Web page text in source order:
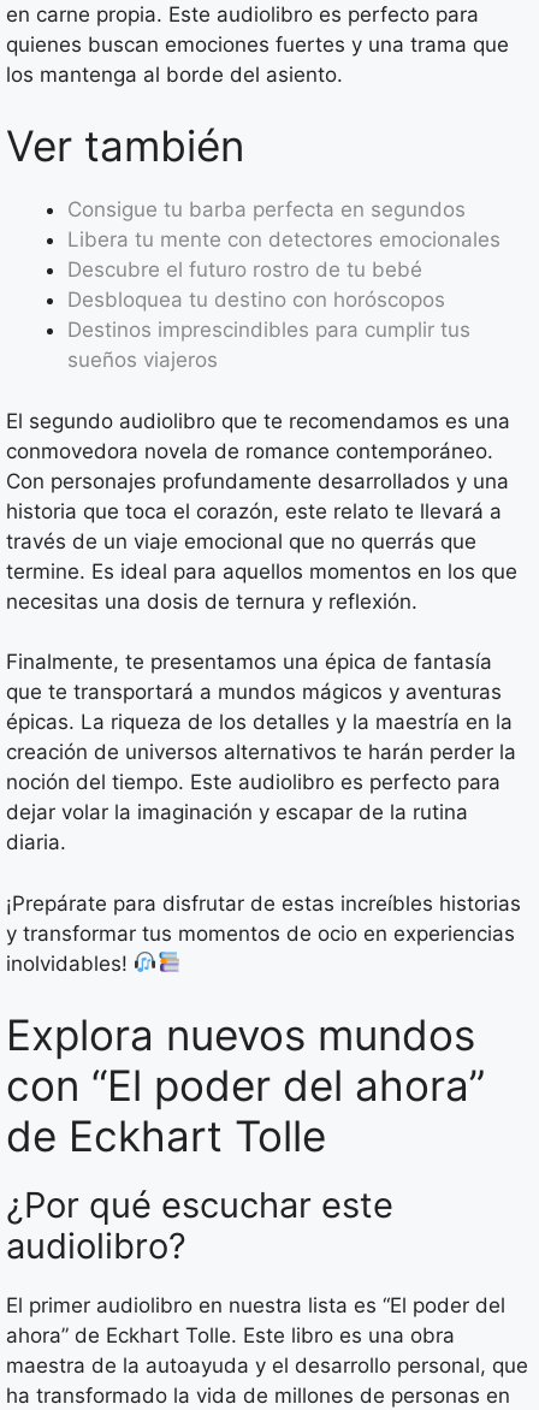
en carne propia. Este audiolibro es perfecto para
quienes buscan emociones fuertes y una trama que
los mantenga al borde del asiento.
Ver también
Consigue tu barba perfecta en segundos
Libera tu mente con detectores emocionales
Descubre el futuro rostro de tu bebé
Desbloquea tu destino con horóscopos
Destinos imprescindibles para cumplir tus
sueños viajeros
El segundo audiolibro que te recomendamos es una
conmovedora novela de romance contemporáneo.
Con personajes profundamente desarrollados y una
historia que toca el corazón, este relato te llevará a
través de un viaje emocional que no querrás que
termine. Es ideal para aquellos momentos en los que
necesitas una dosis de ternura y reflexión.
Finalmente, te presentamos una épica de fantasía
que te transportará a mundos mágicos y aventuras
épicas. La riqueza de los detalles y la maestría en la
creación de universos alternativos te harán perder la
noción del tiempo. Este audiolibro es perfecto para
dejar volar la imaginación y escapar de la rutina
diaria.
¡Prepárate para disfrutar de estas increíbles historias
y transformar tus momentos de ocio en experiencias
inolvidables!
Explora nuevos mundos
con “El poder del ahora”
de Eckhart Tolle
¿Por qué escuchar este
audiolibro?
El primer audiolibro en nuestra lista es “El poder del
ahora” de Eckhart Tolle. Este libro es una obra
maestra de la autoayuda y el desarrollo personal, que
ha transformado la vida de millones de personas en